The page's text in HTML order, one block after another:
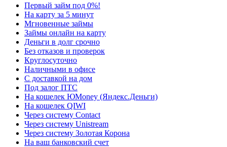
Первый займ под 0%!
На карту за 5 минут
Мгновенные займы
Займы онлайн на карту
Деньги в долг срочно
Без отказов и проверок
Круглосуточно
Наличными в офисе
С доставкой на дом
Под залог ПТС
На кошелек ЮMoney (Яндекс.Деньги)
На кошелек QIWI
Через систему Contact
Через систему Unistream
Через систему Золотая Корона
На ваш банковский счет